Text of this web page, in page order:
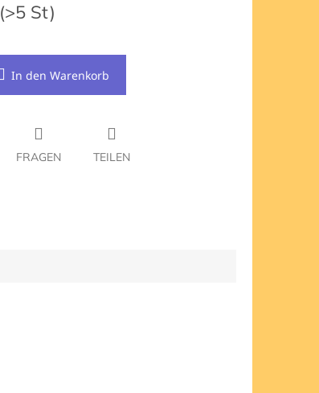
(>5 St)
In den Warenkorb
FRAGEN TEILEN